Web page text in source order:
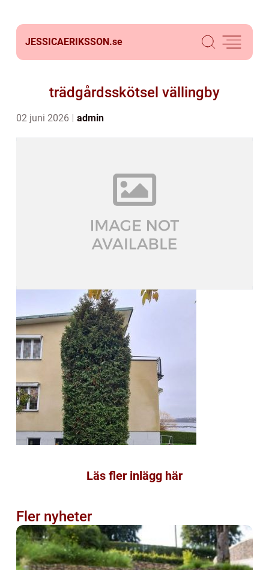
JESSICAERIKSSON.se
trädgårdsskötsel vällingby
02 juni 2026 admin
Läs fler inlägg här
Fler nyheter